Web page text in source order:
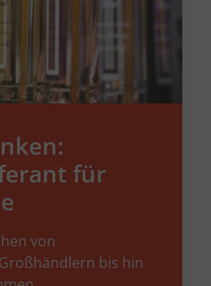
für
von
bis hin